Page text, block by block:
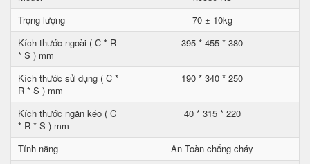
Trọng lượng
70 ± 10kg
Kích thước ngoài ( C * R
* S ) mm
395 * 455 * 380
Kích thước sử dụng ( C *
R * S ) mm
190 * 340 * 250
Kích thước ngăn kéo ( C
* R * S ) mm
40 * 315 * 220
Tính năng
An Toàn chống cháy